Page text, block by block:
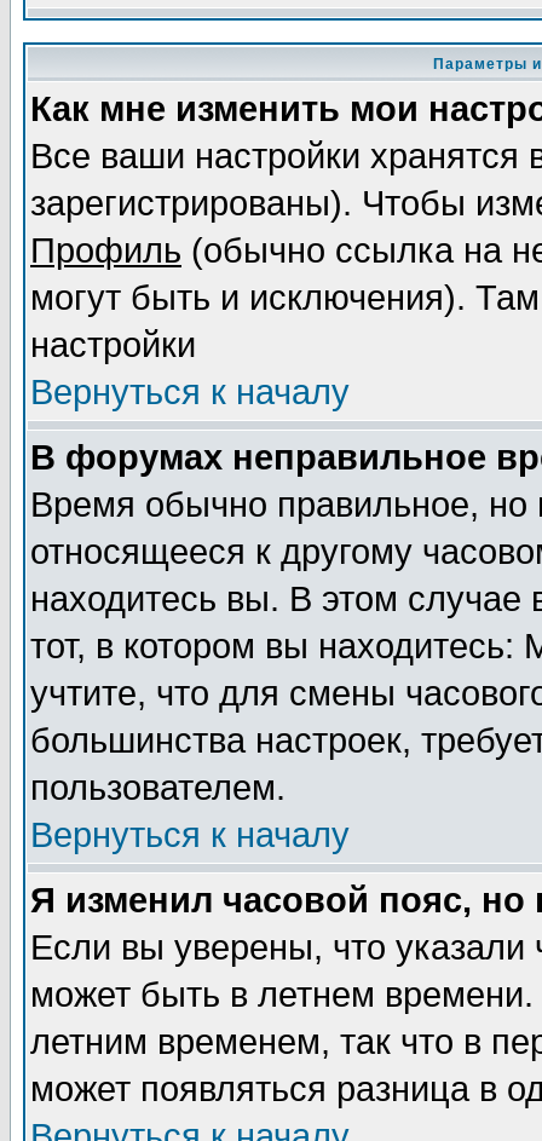
Параметры
Как мне изменить мои
Все ваши настройки
зарегистрированы). Чтобы
Профиль (обычно ссылка на
могут быть и исключения).
настройки
Вернуться к началу
В форумах неправильное
Время обычно правильное,
относящееся к другому
находитесь вы. В этом
тот, в котором вы
учтите, что для смены
большинства настроек,
пользователем.
Вернуться к началу
Я изменил часовой пояс,
Если вы уверены, что указали
может быть в летнем
летним временем, так что в
может появляться разница в